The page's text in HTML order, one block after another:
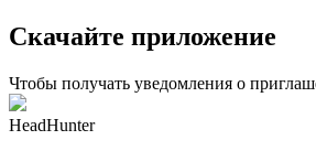
Скачайте приложение
Чтобы получать уведомления о
HeadHunter